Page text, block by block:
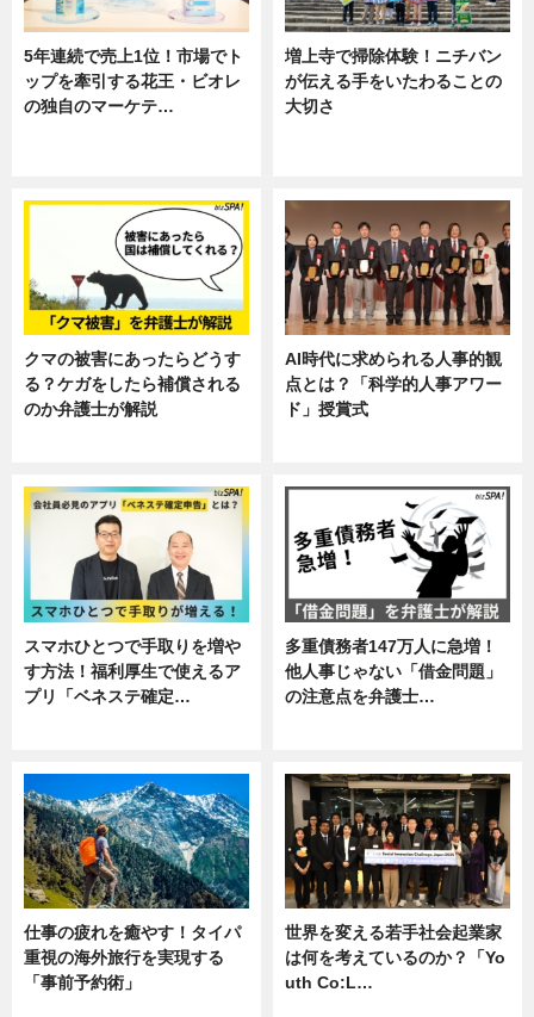
5年連続で売上1位！市場でト
ップを牽引する花王・ビオレ
の独自のマーケテ…
増上寺で掃除体験！ニチバン
が伝える手をいたわることの
大切さ
クマの被害にあったらどうす
る？ケガをしたら補償される
のか弁護士が解説
AI時代に求められる人事的観
点とは？「科学的人事アワー
ド」授賞式
スマホひとつで手取りを増や
す方法！福利厚生で使えるア
プリ「ベネステ確定…
多重債務者147万人に急増！
他人事じゃない「借金問題」
の注意点を弁護士…
仕事の疲れを癒やす！タイパ
重視の海外旅行を実現する
「事前予約術」
世界を変える若手社会起業家
は何を考えているのか？「Yo
uth Co:L…